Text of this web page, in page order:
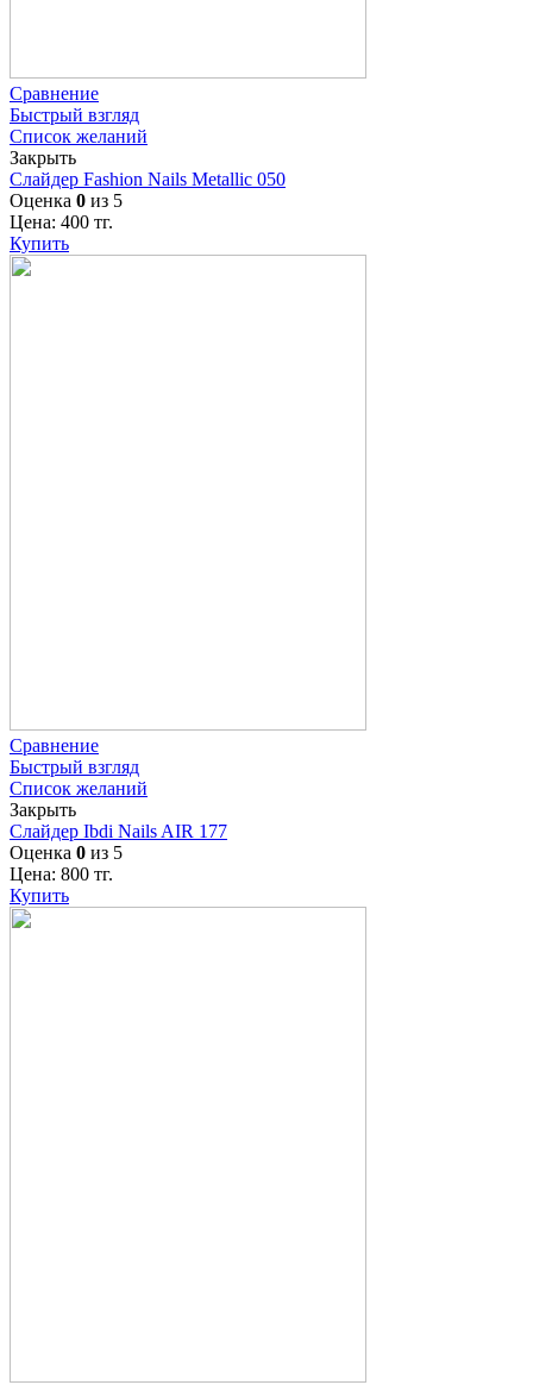
Сравнение
Быстрый взгляд
Список желаний
Закрыть
Слайдер Fashion Nails Metallic 050
Оценка 0 из 5
Цена: 400 тг.
Купить
Сравнение
Быстрый взгляд
Список желаний
Закрыть
Слайдер Ibdi Nails AIR 177
Оценка 0 из 5
Цена: 800 тг.
Купить